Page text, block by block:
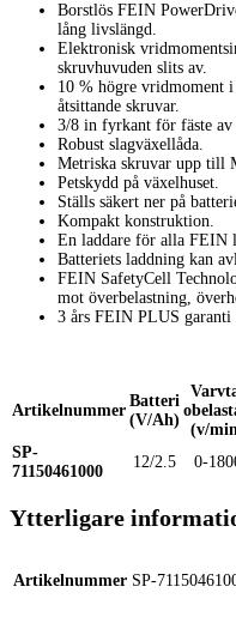
Borstlös FEIN
lång livslängd.
Elektronisk
skruvhuvuden slits av.
10 % högre vridmoment
åtsittande skruvar.
3/8 in fyrkant för fäste av
Robust slagväxellåda.
Metriska skruvar upp till
Petskydd på växelhuset.
Ställs säkert ner på
Kompakt konstruktion.
En laddare för alla FEIN
Batteriets laddning kan
FEIN SafetyCell
mot överbelastning,
3 års FEIN PLUS garanti
Artikelnummer
Batteri
(V/Ah)
(v/
SP-
71150461000
12/2.5 0-
Ytterligare
Artikelnummer SP-